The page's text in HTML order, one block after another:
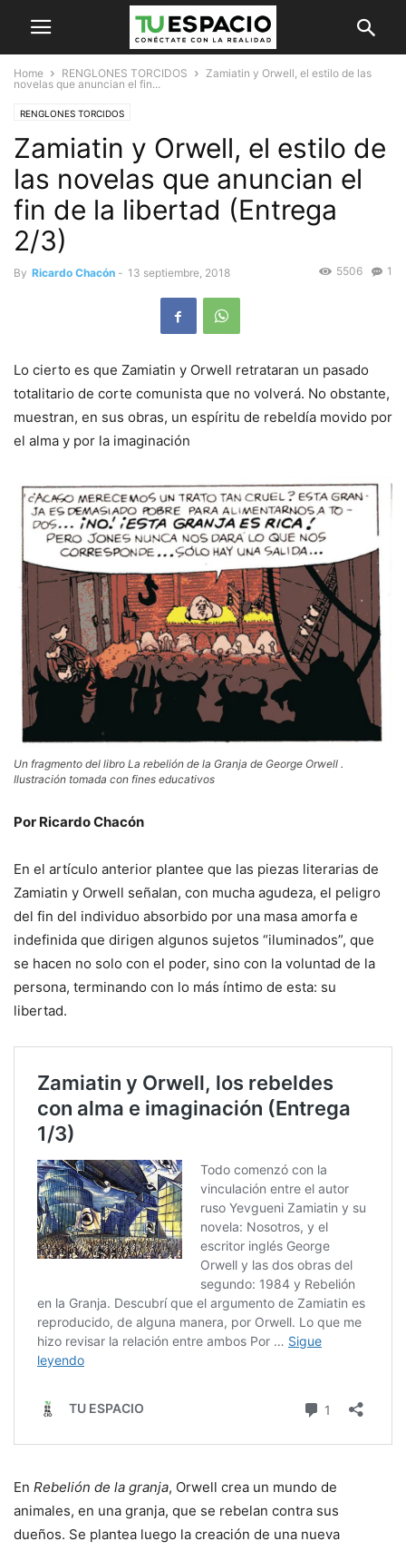
Home RENGLONES TORCIDOS
Zamiatin y Orwell, el estilo de las
novelas que anuncian el fin...
RENGLONES TORCIDOS
Zamiatin y Orwell, el estilo de
las novelas que anuncian el
fin de la libertad (Entrega
2/3)
By Ricardo Chacón - 13 septiembre, 2018 1
5506
Lo cierto es que Zamiatin y Orwell retrataran un pasado
totalitario de corte comunista que no volverá. No obstante,
muestran, en sus obras, un espíritu de rebeldía movido por
el alma y por la imaginación
Un fragmento del libro La rebelión de la Granja de George Orwell .
Ilustración tomada con fines educativos
Por Ricardo Chacón
En el artículo anterior plantee que las piezas literarias de
Zamiatin y Orwell señalan, con mucha agudeza, el peligro
del fin del individuo absorbido por una masa amorfa e
indefinida que dirigen algunos sujetos “iluminados”, que
se hacen no solo con el poder, sino con la voluntad de la
persona, terminando con lo más íntimo de esta: su
libertad.
En Rebelión de la granja, Orwell crea un mundo de
animales, en una granja, que se rebelan contra sus
dueños. Se plantea luego la creación de una nueva